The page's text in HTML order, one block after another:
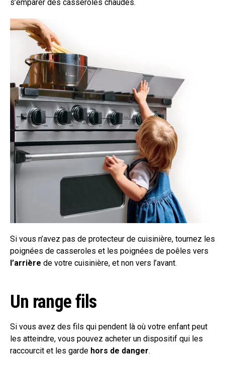
s’emparer des casseroles chaudes.
Si vous n’avez pas de protecteur de cuisinière, tournez les
poignées de casseroles et les poignées de poêles vers
l’arrière de votre cuisinière, et non vers l’avant.
Un range fils
Si vous avez des fils qui pendent là où votre enfant peut
les atteindre, vous pouvez acheter un dispositif qui les
raccourcit et les garde hors de danger.